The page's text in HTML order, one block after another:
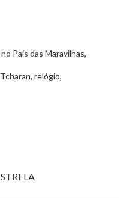
País das Maravilhas,
, relógio,